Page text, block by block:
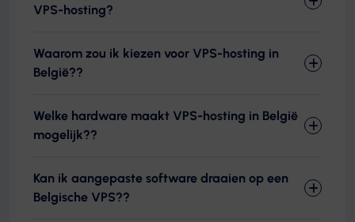
VPS-hosting?
Waarom zou ik kiezen voor VPS-hosting in
België??
Welke hardware maakt VPS-hosting in België
mogelijk??
Kan ik aangepaste software draaien op een
Belgische VPS??